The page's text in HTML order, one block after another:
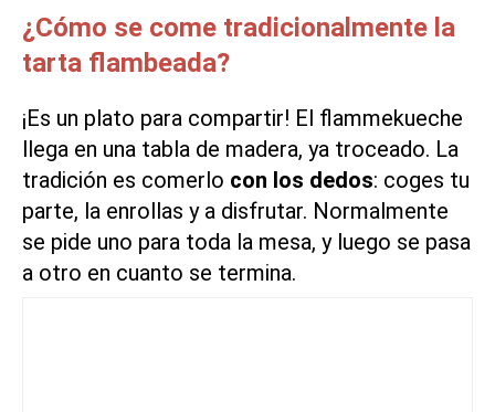
¿Cómo se come tradicionalmente la
tarta flambeada?
¡Es un plato para compartir! El flammekueche
llega en una tabla de madera, ya troceado. La
tradición es comerlo con los dedos: coges tu
parte, la enrollas y a disfrutar. Normalmente
se pide uno para toda la mesa, y luego se pasa
a otro en cuanto se termina.